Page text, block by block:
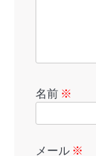
名前 ※
メール ※